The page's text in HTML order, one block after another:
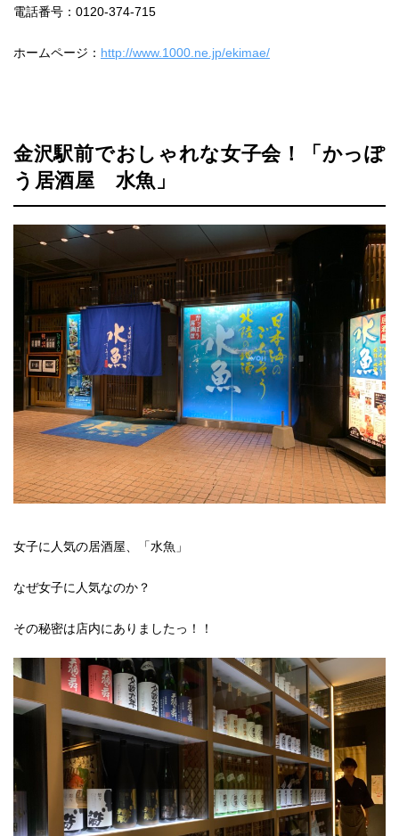
電話番号：0120-374-715
ホームページ： http://www.1000.ne.jp/ekimae/
金沢駅前でおしゃれな女子会！「かっぽ
う居酒屋 水魚」
女子に人気の居酒屋、「水魚」
なぜ女子に人気なのか？
その秘密は店内にありましたっ！！